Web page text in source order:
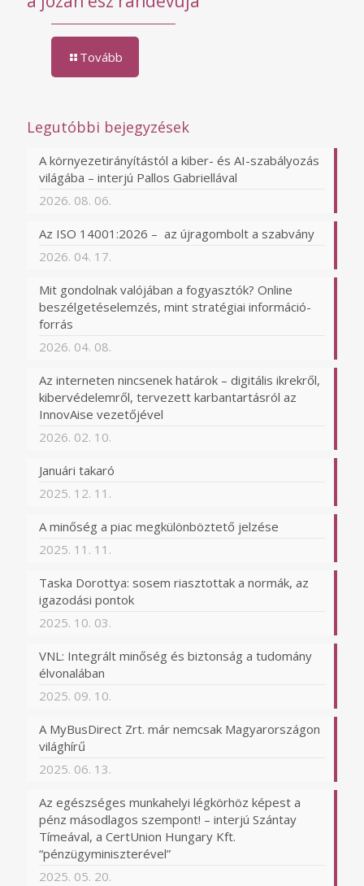
Tovább
Legutóbbi bejegyzések
A környezetirányítástól a kiber- és AI-szabályozás
világába – interjú Pallos Gabriellával
2026. 08. 06.
Az ISO 14001:2026 – az újragombolt a szabvány
2026. 04. 17.
Mit gondolnak valójában a fogyasztók? Online
beszélgetéselemzés, mint stratégiai információ-
forrás
2026. 04. 08.
Az interneten nincsenek határok – digitális ikrekről,
kibervédelemről, tervezett karbantartásról az
InnovAise vezetőjével
2026. 02. 10.
Januári takaró
2025. 12. 11.
A minőség a piac megkülönböztető jelzése
2025. 11. 11.
Taska Dorottya: sosem riasztottak a normák, az
igazodási pontok
2025. 10. 03.
VNL: Integrált minőség és biztonság a tudomány
élvonalában
2025. 09. 10.
A MyBusDirect Zrt. már nemcsak Magyarországon
világhírű
2025. 06. 13.
Az egészséges munkahelyi légkörhöz képest a
pénz másodlagos szempont! – interjú Szántay
Tímeával, a CertUnion Hungary Kft.
“pénzügyminiszterével”
2025. 05. 20.